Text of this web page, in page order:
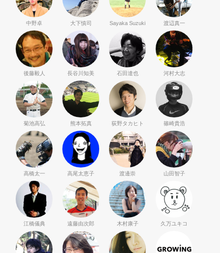
中野卓 大下慎司 Sayaka Suzuki 渡辺真一
後藤毅人 長谷川知美 石田達也 河村大志
菊池高弘 熊本拓真 荻野タカヒト 篠崎貴浩
高橋太一 高尾太恵子 渡邊崇 山田智子
江橋儀典 遠藤由次郎 木村康子 久万ユキコ